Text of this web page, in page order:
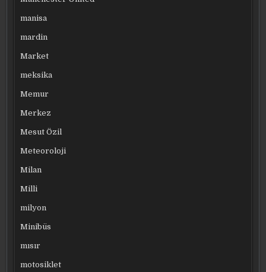
manisa
mardin
Market
meksika
Memur
Merkez
Mesut Özil
Meteoroloji
Milan
Milli
milyon
Minibüs
mısır
motosiklet